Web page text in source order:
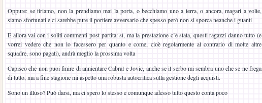
Oppure: se tiriamo, non la prendiamo mai la porta, o becchiamo uno a terra, o ancora, magari a volte,
siamo sfortunati e ci sarebbe pure il portiere avversario che spesso però non si sporca neanche i guanti
E allora vai con i soliti commenti post partita: sì, ma la prestazione c’è stata, questi ragazzi danno tutto (e
vorrei vedere che non lo facessero per quanto e come, cioè regolarmente al contrario di molte altre
squadre, sono pagati), andrà meglio la prossima volta
Capisco che non puoi finire di annientare Cabral e Jovic, anche se il serbo mi sembra uno che se ne frega
di tutto, ma a fine stagione mi aspetto una robusta autocritica sulla gestione degli acquisti.
Sono un illuso? Può darsi, ma ci spero lo stesso e comunque adesso tutto questo conta poco